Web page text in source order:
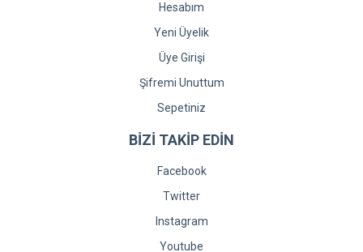
Hesabım
Yeni Üyelik
Üye Girişi
Şifremi Unuttum
Sepetiniz
BİZİ TAKİP EDİN
Facebook
Twitter
Instagram
Youtube